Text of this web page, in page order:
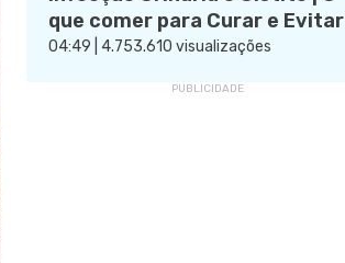
que comer para Curar e Evitar
04:49 | 4.753.610 visualizações